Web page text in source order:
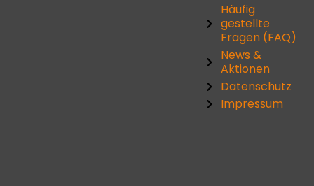
Häufig
gestellte
Fragen (FAQ)
News &
Aktionen
Datenschutz
Impressum